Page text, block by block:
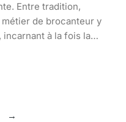
Entre tradition,
de brocanteur y
à la fois la…
→